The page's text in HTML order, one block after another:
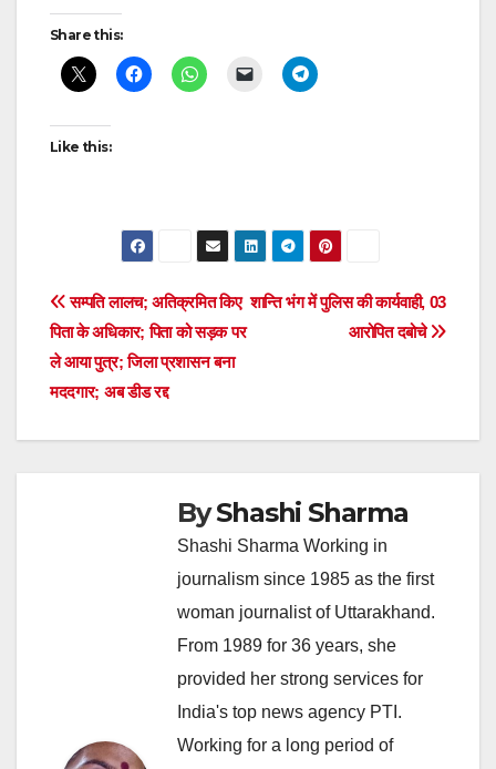
Post
navigation
Share this:
Like this:
Post
navigation
शान्ति भंग में पुलिस की कार्यवाही, 03
आरोपित दबोचे
सम्पति लालच; अतिक्रमित किए
पिता के अधिकार; पिता को सड़क पर
ले आया पुत्र; जिला प्रशासन बना
मददगार; अब डीड रद्द
ByShashi Sharma
Shashi Sharma Working in
journalism since 1985 as the first
woman journalist of Uttarakhand.
From 1989 for 36 years, she
provided her strong services for
India's top news agency PTI.
Working for a long period of